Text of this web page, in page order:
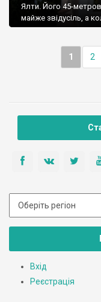
Ялти. Його 45-
майже звідусіль, а
1 2
Вхід
Реєстрація